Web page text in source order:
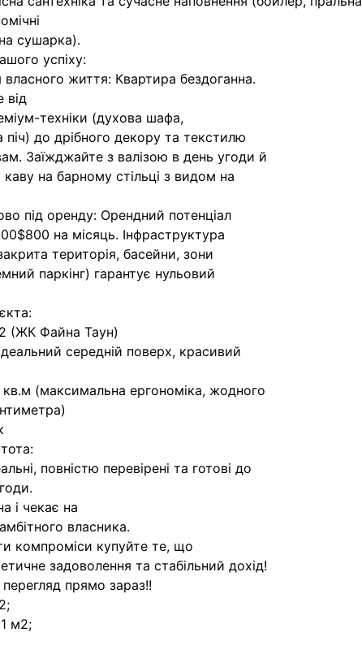
сушарка).
успіху:
життя: Квартира бездоганна.
від
техніки (духова шафа,
піч) до дрібного декору та текстилю
Заїжджайте з валізою в день угоди й
на барному стільці з видом на
під оренду: Орендний потенціал
на місяць. Інфраструктура
територія, басейни, зони
паркінг) гарантує нульовий
(ЖК Файна Таун)
середній поверх, красивий
(максимальна ергономіка, жодного
повністю перевірені та готові до
і чекає на
власника.
компроміси купуйте те, що
задоволення та стабільний дохід!
прямо зараз!!
м2;